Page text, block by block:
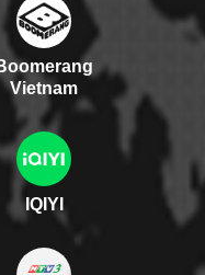
Vietnam
IQIYI